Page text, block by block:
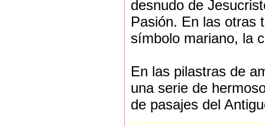
desnudo de
Pasión. En las otras
símbolo mariano, la
En las pilastras de
una serie de
de pasajes del